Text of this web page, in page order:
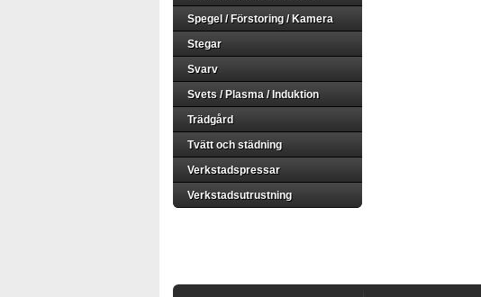
Spegel / Förstoring / Kamera
Stegar
Svarv
Svets / Plasma / Induktion
Trädgård
Tvätt och städning
Verkstadspressar
Verkstadsutrustning